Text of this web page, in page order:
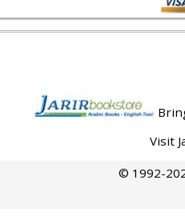
Visit
© 1992-